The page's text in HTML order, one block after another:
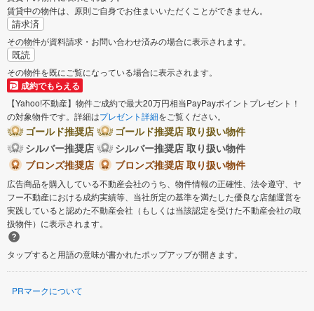
賃貸中の物件は、原則ご自身でお住まいいただくことができません。
請求済
その物件が資料請求・お問い合わせ済みの場合に表示されます。
既読
その物件を既にご覧になっている場合に表示されます。
成約でもらえる
【Yahoo!不動産】物件ご成約で最大20万円相当PayPayポイントプレゼント！
の対象物件です。詳細はプレゼント詳細をご覧ください。
ゴールド推奨店
ゴールド推奨店 取り扱い物件
シルバー推奨店
シルバー推奨店 取り扱い物件
ブロンズ推奨店
ブロンズ推奨店 取り扱い物件
広告商品を購入している不動産会社のうち、物件情報の正確性、法令遵守、ヤ
フー不動産における成約実績等、当社所定の基準を満たした優良な店舗運営を
実践していると認めた不動産会社（もしくは当該認定を受けた不動産会社の取
扱物件）に表示されます。
タップすると用語の意味が書かれたポップアップが開きます。
PRマークについて